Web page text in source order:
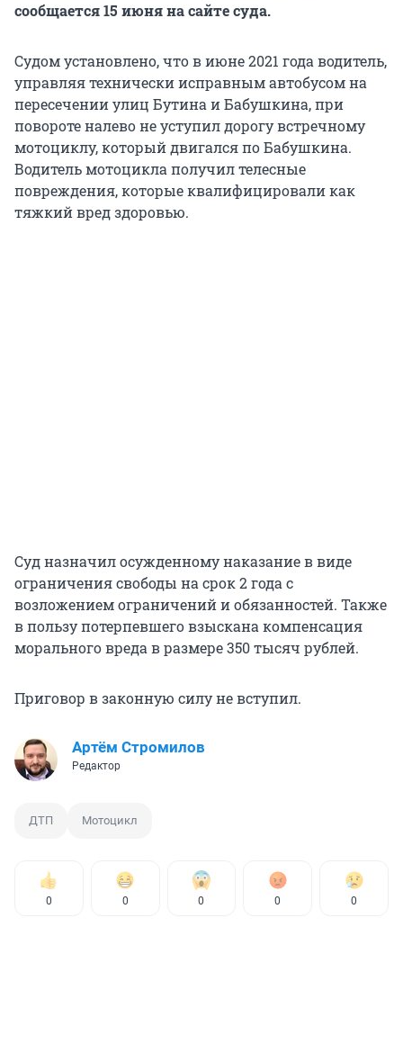
сообщается 15 июня на сайте суда.
Судом установлено, что в июне 2021 года водитель,
управляя технически исправным автобусом на
пересечении улиц Бутина и Бабушкина, при
повороте налево не уступил дорогу встречному
мотоциклу, который двигался по Бабушкина.
Водитель мотоцикла получил телесные
повреждения, которые квалифицировали как
тяжкий вред здоровью.
Суд назначил осужденному наказание в виде
ограничения свободы на срок 2 года с
возложением ограничений и обязанностей. Также
в пользу потерпевшего взыскана компенсация
морального вреда в размере 350 тысяч рублей.
Приговор в законную силу не вступил.
Артём Стромилов
Редактор
ДТП Мотоцикл
0 0 0 0 0